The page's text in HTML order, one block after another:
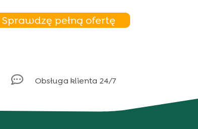
Sprawdzę pełną ofertę
 Obsługa klienta 24/7